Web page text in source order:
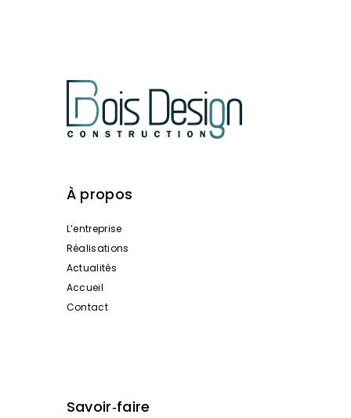
À propos
L’entreprise
Réalisations
Actualités
Accueil
Contact
Savoir‑faire